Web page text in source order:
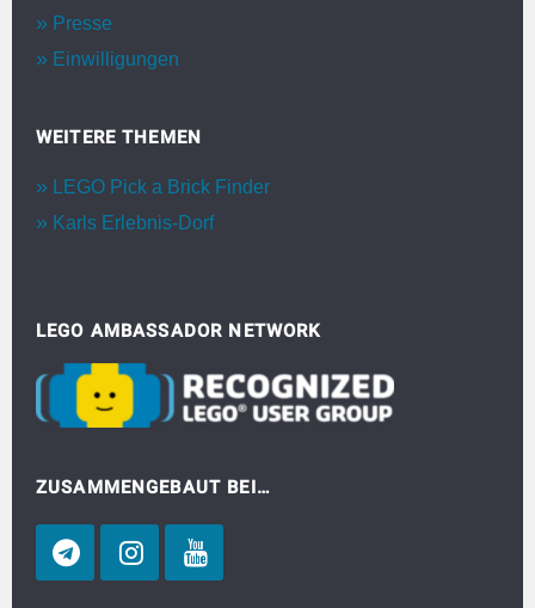
Presse
Einwilligungen
WEITERE THEMEN
LEGO Pick a Brick Finder
Karls Erlebnis-Dorf
LEGO AMBASSADOR NETWORK
ZUSAMMENGEBAUT BEI…